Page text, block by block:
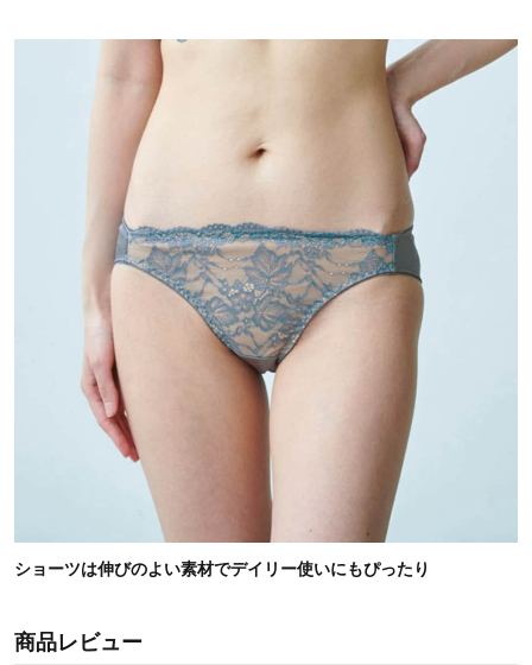
ショーツは伸びのよい素材でデイリー使いにもぴったり
商品レビュー